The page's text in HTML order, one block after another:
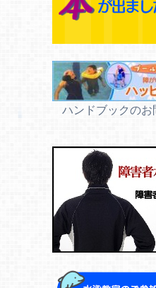
ハンドブックの